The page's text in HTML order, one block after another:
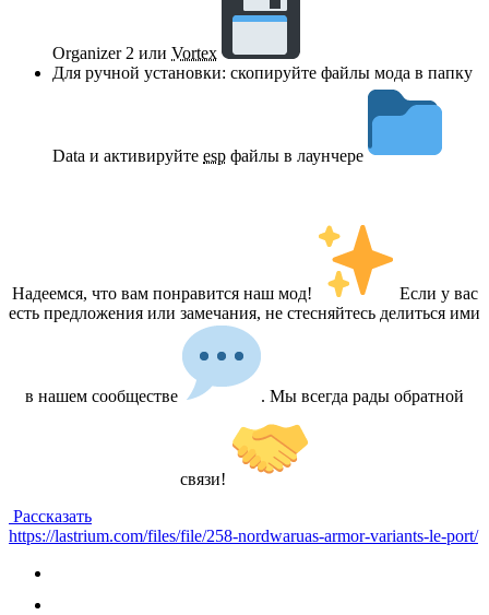
Organizer 2 или Vortex
Для ручной установки: скопируйте файлы мода в папку
Data и активируйте esp файлы в лаунчере
Надеемся, что вам понравится наш мод!
Если у вас
есть предложения или замечания, не стесняйтесь делиться ими
в нашем сообществе . Мы всегда рады обратной
связи!
Рассказать
https://lastrium.com/files/file/258-nordwaruas-armor-variants-le-port/